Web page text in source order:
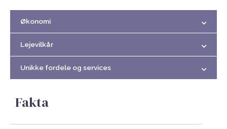
Økonomi
Lejevilkår
Unikke fordele og services
Fakta